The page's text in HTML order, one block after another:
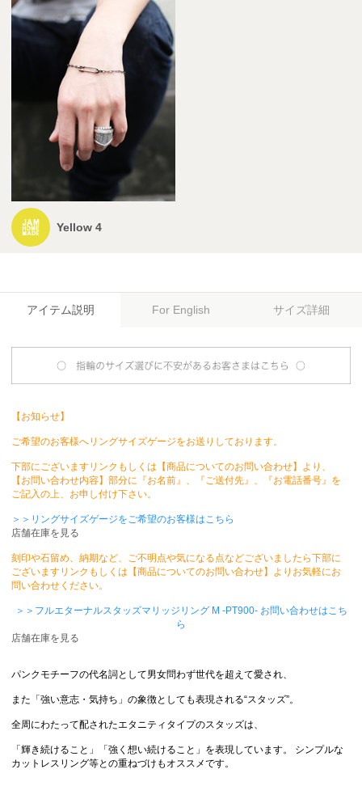
Yellow 4
アイテム説明 For English サイズ詳細
【お知らせ】
ご希望のお客様へリングサイズゲージをお送りしております。
下部にございますリンクもしくは【商品についてのお問い合わせ】より、
【お問い合わせ内容】部分に『お名前』、『ご送付先』、『お電話番号』を
ご記入の上、お申し付け下さい。
＞＞リングサイズゲージをご希望のお客様はこちら
店舗在庫を見る
刻印や石留め、納期など、ご不明点や気になる点などございましたら下部に
ございますリンクもしくは【商品についてのお問い合わせ】よりお気軽にお
問い合わせください。
＞＞フルエターナルスタッズマリッジリング M -PT900- お問い合わせはこち
ら
店舗在庫を見る
パンクモチーフの代名詞として男女問わず世代を超えて愛され、
また「強い意志・気持ち」の象徴としても表現される“スタッズ”。
全周にわたって配されたエタニティタイプのスタッズは、
「輝き続けること」「強く想い続けること」を表現しています。 シンプルな
カットレスリング等との重ねづけもオススメです。